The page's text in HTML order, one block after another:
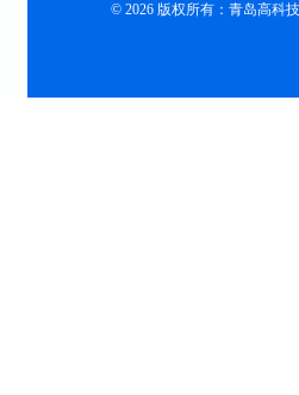
© 2026 版权所有：青岛高科